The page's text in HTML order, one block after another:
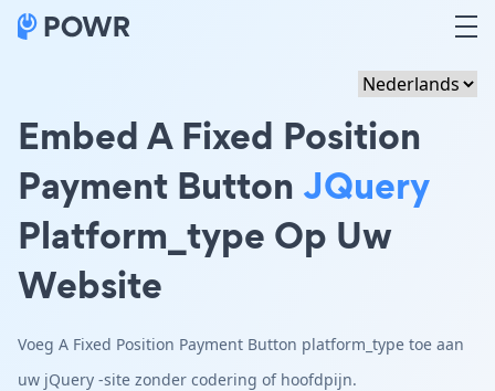
Embed A Fixed Position
Payment Button JQuery
Platform_type Op Uw
Website
Voeg A Fixed Position Payment Button platform_type toe aan
uw jQuery -site zonder codering of hoofdpijn.